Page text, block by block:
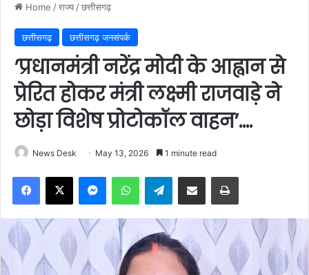
Home /राज्य /छत्तीसगढ़
छत्तीसगढ़ छत्तीसगढ़ जनसंपर्क
’प्रधानमंत्री नरेंद्र मोदी के आह्वान से
प्रेरित होकर मंत्री लक्ष्मी राजवाड़े ने
छोड़ा विशेष प्रोटोकॉल वाहन’….
News Desk May 13, 2026 1 minute read
Facebook
X MessengerWhatsAppTelegramShare via Email Print